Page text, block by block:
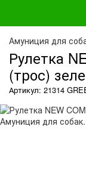
Амуниция для
Рулетка
(трос)
Артикул: 21314